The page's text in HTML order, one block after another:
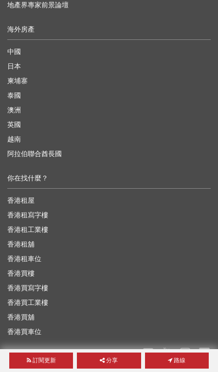
訂閱更新 分享 路線
地產界專家前景論壇
海外房產
中國
日本
柬埔寨
泰國
澳洲
英國
越南
阿拉伯聯合酋長國
你在找什麼？
香港租屋
香港租寫字樓
香港租工業樓
香港租舖
香港租車位
香港買樓
香港買寫字樓
香港買工業樓
香港買舖
香港買車位